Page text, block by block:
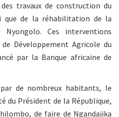
travaux de construction du
que de la réhabilitation de la
Ces interventions
Développement Agricole du
par la Banque africaine de
de nombreux habitants, le
du Président de la République,
de faire de Ngandajika